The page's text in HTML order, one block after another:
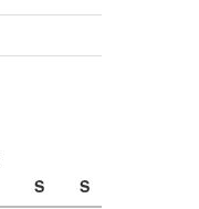
S
S